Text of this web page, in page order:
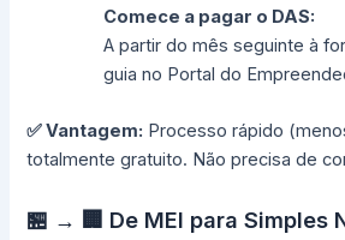
Comece a pagar o DAS:
A partir do mês seguinte à
guia no Portal do
✅ Vantagem: Processo rápido
totalmente gratuito. Não precisa de
🏪 → 🏢 De MEI para Simples